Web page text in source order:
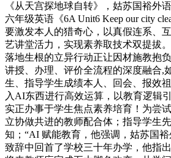
《从天宫探地球自转》，姑苏国裕外
六年级英语《6A Unit6 Keep our city
要激发本人的猎奇心，以真假连系、
艺讲堂活力，实现素养取技术双提拔
落地生根的立异行动正让因材施教抱
讲授、办理、评价全流程的深度融合,
生、指导学生成绩本人、回会、报效
入AI东西进行高效运算，以教育逻辑
实正办事于学生焦点素养培育！为尝
立协做共进的教师配合体；指导学生
知；“AI 赋能教育，他强调，姑苏国
致辞中回首了学校三十年办学，他指